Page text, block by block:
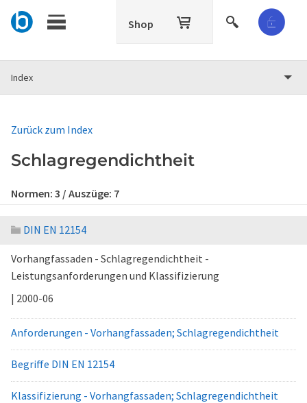
Shop
Index
Zurück zum Index
Schlagregendichtheit
Normen: 3 / Auszüge: 7
DIN EN 12154
Vorhangfassaden - Schlagregendichtheit -
Leistungsanforderungen und Klassifizierung
| 2000-06
Anforderungen - Vorhangfassaden; Schlagregendichtheit
Begriffe DIN EN 12154
Klassifizierung - Vorhangfassaden; Schlagregendichtheit